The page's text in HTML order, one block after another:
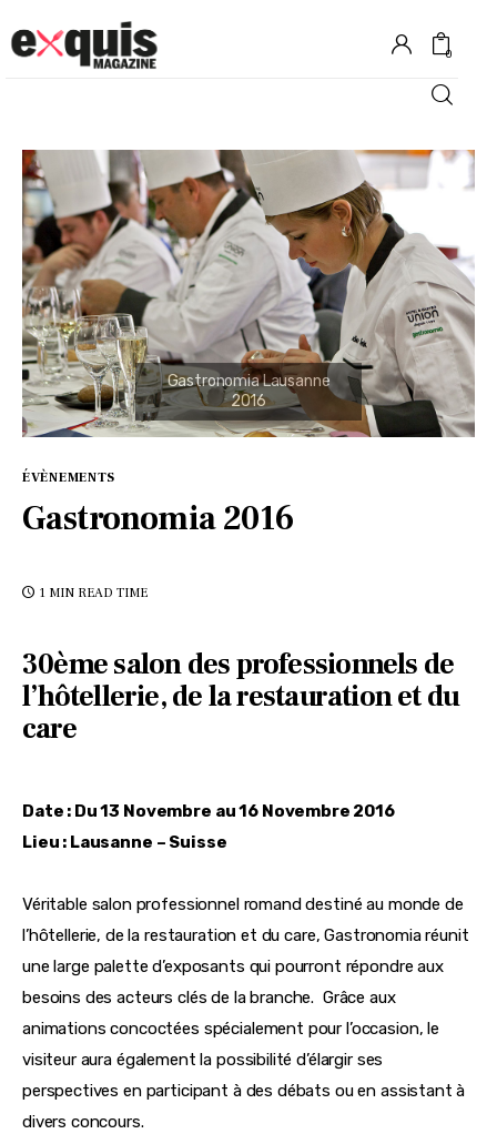
0
Hôtels
Gastronomie
Recettes
Shopping
Évènements
ÉVÈNEMENTS
Gastronomia 2016
1 MIN READ TIME
30ème salon des professionnels de
l’hôtellerie, de la restauration et du
care
Date : Du 13 Novembre au 16 Novembre 2016
Lieu : Lausanne – Suisse
Véritable salon professionnel romand destiné au monde de
l’hôtellerie, de la restauration et du care, Gastronomia réunit
une large palette d’exposants qui pourront répondre aux
besoins des acteurs clés de la branche.  Grâce aux
animations concoctées spécialement pour l’occasion, le
visiteur aura également la possibilité d’élargir ses
perspectives en participant à des débats ou en assistant à
divers concours.